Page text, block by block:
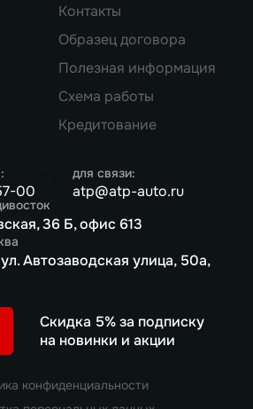
Контакты
Образец договора
Полезная информация
Схема работы
Кредитование
00
для связи:
atp@atp-auto.ru
36 Б, офис 613
Автозаводская улица, 50а,
Скидка 5% за подписку
на новинки и акции
конфиденциальности